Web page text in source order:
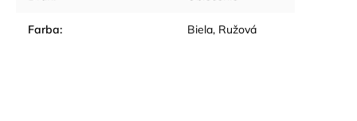
Farba: Biela, Ružová